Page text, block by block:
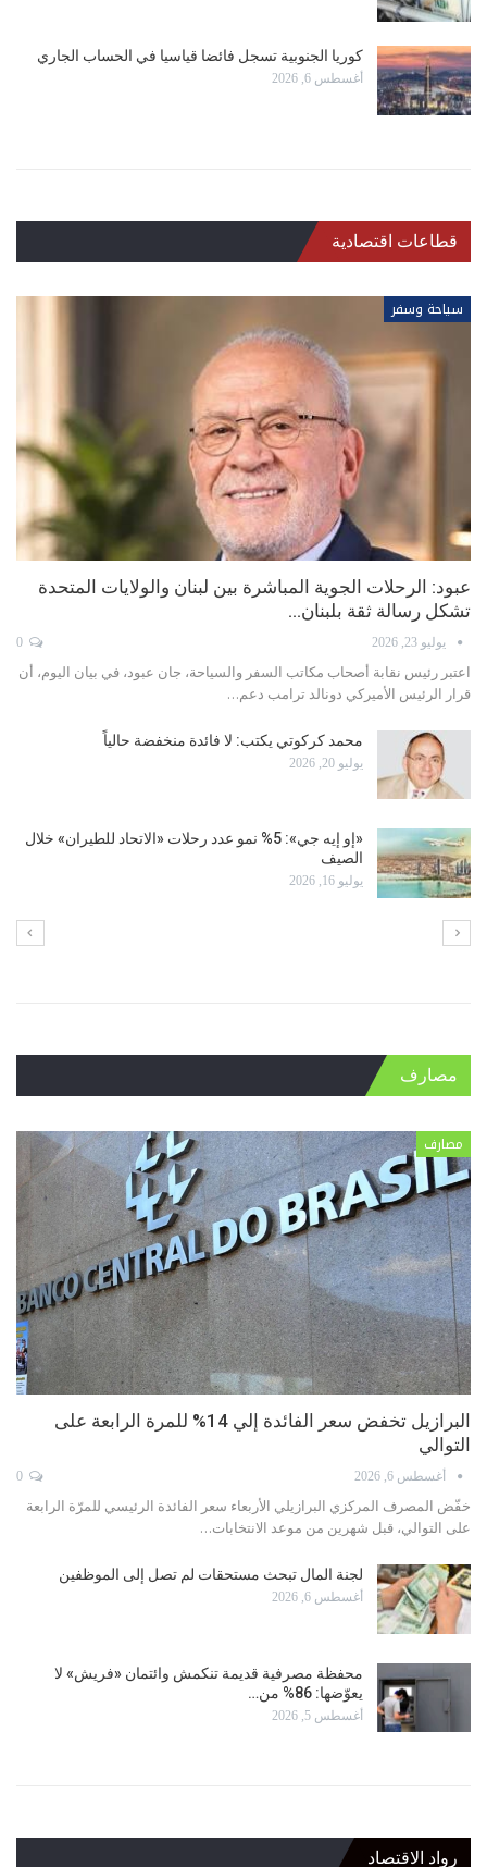
كوريا الجنوبية تسجل فائضا قياسيا في الحساب الجاري
أغسطس 6, 2026
قطاعات اقتصادية
سياحة وسفر
السياحة تحت النار… مليارات تتبخرّ وفرص تضيع
يوليو 15, 2026
لم يعد القطاع السياحي في لبنان مجرّد نشاط موسمي، بل بات أحد المؤشرات
الأكثر دلالة على صحة الاقتصاد وقدرته على…
يوليو 14, 2026
يوليو 11, 2026
مصارف
مصارف
البرازيل تخفض سعر الفائدة إلي 14% للمرة الرابعة على
التوالي
أغسطس 6, 2026
خفّض المصرف المركزي البرازيلي الأربعاء سعر الفائدة الرئيسي للمرّة الرابعة
على التوالي، قبل شهرين من موعد الانتخابات…
لجنة المال تبحث مستحقات لم تصل إلى الموظفين
أغسطس 6, 2026
محفظة مصرفية قديمة تنكمش وائتمان «فريش» لا
يعوّضها: 86% من…
أغسطس 5, 2026
رواد الاقتصاد